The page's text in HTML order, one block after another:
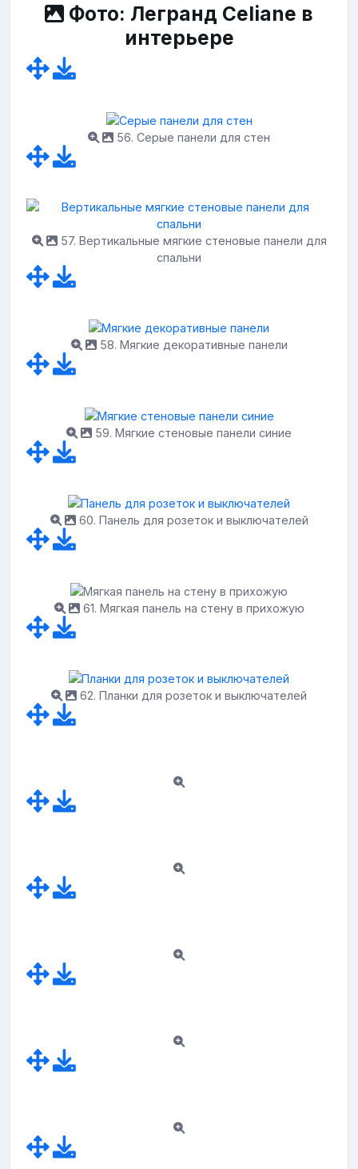
Фото: Легранд Celiane в
интерьере
56. Серые панели для стен
57. Вертикальные мягкие стеновые панели для
спальни
58. Мягкие декоративные панели
59. Мягкие стеновые панели синие
60. Панель для розеток и выключателей
61. Мягкая панель на стену в прихожую
62. Планки для розеток и выключателей